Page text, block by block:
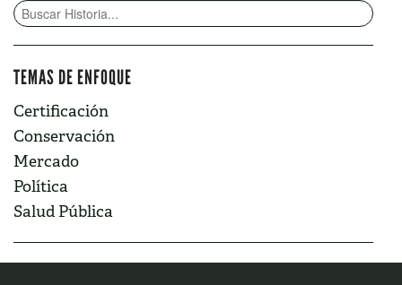
TEMAS DE ENFOQUE
Certificación
Conservación
Mercado
Política
Salud Pública